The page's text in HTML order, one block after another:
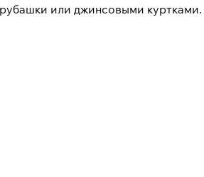
или джинсовыми куртками.